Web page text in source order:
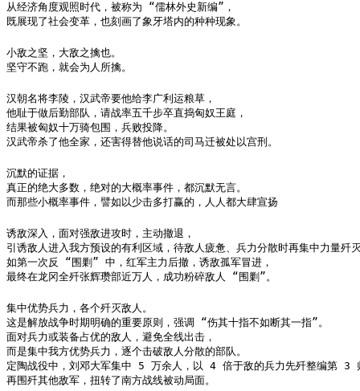
从经济角度观照时代，被称为 “儒林外史新编”，
既展现了社会变革，也刻画了象牙塔内的种种现象。
小敌之坚，大敌之擒也。
坚守不跑，就会为人所擒。
汉朝名将李陵，汉武帝要他给李广利运粮草，
他耻于做后勤部队，请战率五千步卒直捣匈奴王庭，
结果被匈奴十万骑包围，兵败投降。
汉武帝杀了他全家，还害得替他说话的司马迁被处以宫刑。
沉默的证据，
真正的绝大多数，绝对的大概率事件，都沉默无言。
而那些小概率事件，譬如以少击多打赢的，人人都大肆宣扬
诱敌深入，面对强敌进攻时，主动撤退，
引诱敌人进入我方预设的有利区域，待敌人疲惫、兵力分散时再集中力量歼
如第一次反 “围剿” 中，红军主力后撤，诱敌孤军冒进，
最终在龙冈全歼张辉瓒部近万人，成功粉碎敌人 “围剿”。
集中优势兵力，各个歼灭敌人。
这是解放战争时期明确的重要原则，强调 “伤其十指不如断其一指”。
面对兵力或装备占优的敌人，避免全线出击，
而是集中我方优势兵力，逐个击破敌人分散的部队。
定陶战役中，刘邓大军集中 5 万余人，以 4 倍于敌的兵力先歼整编第 3
再围歼其他敌军，扭转了南方战线被动局面。